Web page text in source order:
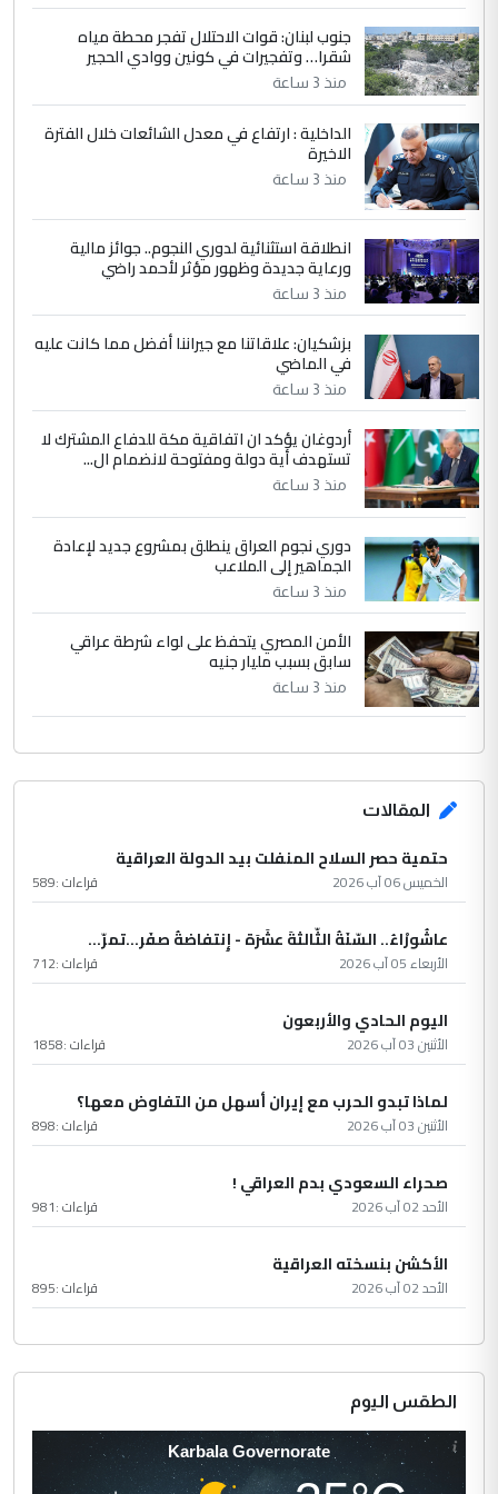
4 سردار
التعليق : واحد من عصابة علي ماما يسقط
جنسية الرافد الثالث للعراق ومن اصول عريقة
ابا فرات ...
الموضوع :
الجواهري يرد على صدام حسين سل
مضجعيك يابن الزنا (نص كامل)
5 سردار
التعليق : واحد من عصابة علي ماما يسقط
جنسية الرافد الثالث للعراق ومن اصول عريقة
الموضوع :
الجواهري يرد على صدام حسين سل
مضجعيك يابن الزنا (نص كامل)
جنوب لبنان: قوات الاحتلال تفجر محطة مياه
شقرا… وتفجيرات في كونين ووادي الحجير
منذ 3 ساعة
الداخلية : ارتفاع في معدل الشائعات خلال الفترة
الاخيرة
منذ 3 ساعة
انطلاقة استثنائية لدوري النجوم.. جوائز مالية
ورعاية جديدة وظهور مؤثر لأحمد راضي
منذ 3 ساعة
بزشكيان: علاقاتنا مع جيراننا أفضل مما كانت عليه
في الماضي
منذ 3 ساعة
أردوغان يؤكد ان اتفاقية مكة للدفاع المشترك لا
تستهدف أية دولة ومفتوحة لانضمام ال...
منذ 3 ساعة
دوري نجوم العراق ينطلق بمشروع جديد لإعادة
الجماهير إلى الملاعب
منذ 3 ساعة
الأمن المصري يتحفظ على لواء شرطة عراقي
سابق بسبب مليار جنيه
منذ 3 ساعة
المقالات
حتمية حصر السلاح المنفلت بيد الدولة العراقية
الخميس 06 آب 2026 قراءات :589
عاشُورْاءُ.. السّنَةُ الثّالثةَ عشَرَة - إِنتفاضةُ صفَر…تمرّ...
الأربعاء 05 آب 2026 قراءات :712
اليوم الحادي والأربعون
الأثنين 03 آب 2026 قراءات :1858
لماذا تبدو الحرب مع إيران أسهل من التفاوض معها؟
الأثنين 03 آب 2026 قراءات :898
صحراء السعودي بدم العراقي !
الأحد 02 آب 2026 قراءات :981
الأكشن بنسخته العراقية
الأحد 02 آب 2026 قراءات :895
الطقس اليوم
Karbala Governorate